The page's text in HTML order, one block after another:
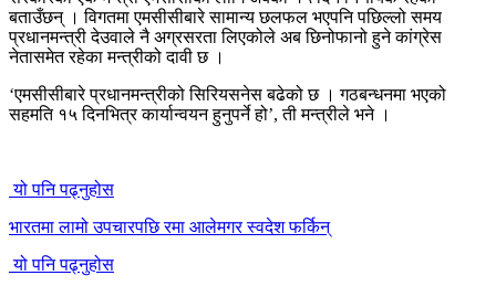
बताउँछन् । विगतमा एमसीसीबारे सामान्य छलफल भएपनि पछिल्लो समय
प्रधानमन्त्री देउवाले नै अग्रसरता लिएकोले अब छिनोफानो हुने कांग्रेस
नेतासमेत रहेका मन्त्रीको दावी छ ।
‘एमसीसीबारे प्रधानमन्त्रीको सिरियसनेस बढेको छ । गठबन्धनमा भएको
सहमति १५ दिनभित्र कार्यान्वयन हुनुपर्ने हो’, ती मन्त्रीले भने ।
यो पनि पढ्नुहोस
भारतमा लामो उपचारपछि रमा आलेमगर स्वदेश फर्किन्
यो पनि पढ्नुहोस